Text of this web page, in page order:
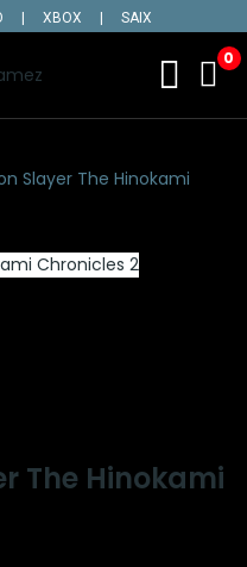
XBOX SAIX
0
Slayer The Hinokami
The Hinokami